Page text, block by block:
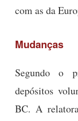
com as da
Mudanças
Segundo o
depósitos
BC. A